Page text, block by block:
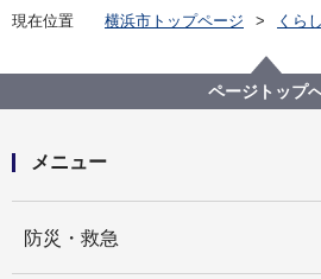
現在位置 横浜市トップページ
くら
環境アセ
横浜市内の事業
97.（仮称）横浜市中区海岸
ページトップ
メニュー
防災・救急